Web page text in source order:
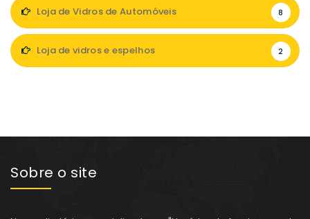
Loja de Vidros de Automóveis 8
Loja de vidros e espelhos 2
Sobre o site